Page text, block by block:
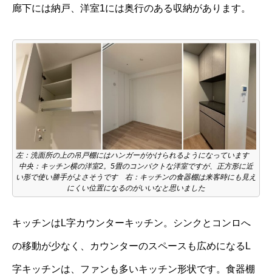
廊下には納戸、洋室1には奥行のある収納があります。
左：洗面所の上の吊戸棚にはハンガーがかけられるようになっています
中央：キッチン横の洋室2。5畳のコンパクトな洋室ですが、正方形に近
い形で使い勝手がよさそうです 右：キッチンの食器棚は来客時にも見え
にくい位置になるのがいいなと思いました
キッチンはL字カウンターキッチン。シンクとコンロへ
の移動が少なく、カウンターのスペースも広めになるL
字キッチンは、ファンも多いキッチン形状です。食器棚